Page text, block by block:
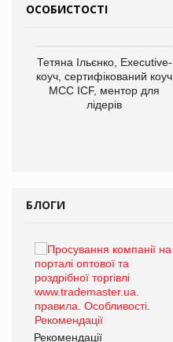
ОСОБИСТОСТІ
Тетяна Ільєнко, Executive-
коуч, сертифікований коуч
МСС ICF, ментор для
лідерів
БЛОГИ
Рекомендації